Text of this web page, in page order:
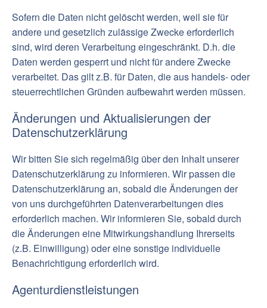
Sofern die Daten nicht gelöscht werden, weil sie für
andere und gesetzlich zulässige Zwecke erforderlich
sind, wird deren Verarbeitung eingeschränkt. D.h. die
Daten werden gesperrt und nicht für andere Zwecke
verarbeitet. Das gilt z.B. für Daten, die aus handels- oder
steuerrechtlichen Gründen aufbewahrt werden müssen.
Änderungen und Aktualisierungen der
Datenschutzerklärung
Wir bitten Sie sich regelmäßig über den Inhalt unserer
Datenschutzerklärung zu informieren. Wir passen die
Datenschutzerklärung an, sobald die Änderungen der
von uns durchgeführten Datenverarbeitungen dies
erforderlich machen. Wir informieren Sie, sobald durch
die Änderungen eine Mitwirkungshandlung Ihrerseits
(z.B. Einwilligung) oder eine sonstige individuelle
Benachrichtigung erforderlich wird.
Agenturdienstleistungen